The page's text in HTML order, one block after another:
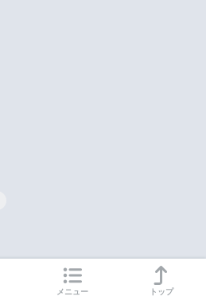
メニュー トップ